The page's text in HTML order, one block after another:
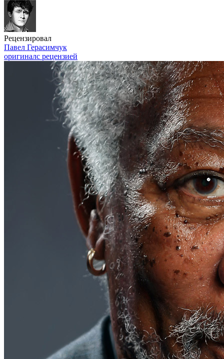
Рецензировал
Павел Герасимчук
оригиналс рецензией